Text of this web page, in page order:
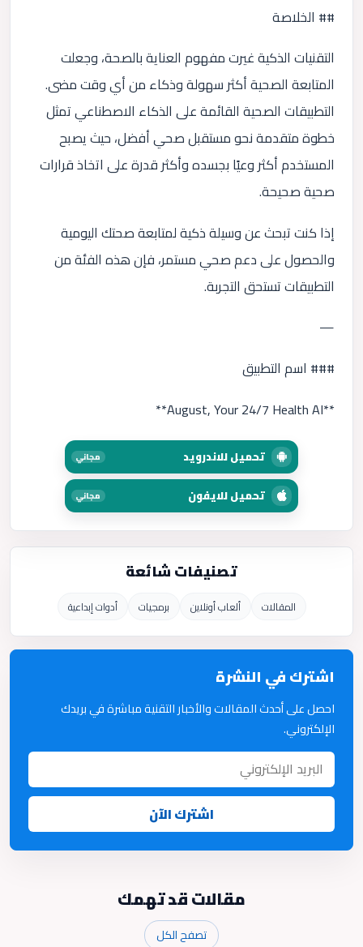
تصنيفات شائعة
المقالات ألعاب أونلاين برمجيات أدوات إبداعية
اشترك في النشرة
احصل على أحدث المقالات والأخبار التقنية مباشرة في بريدك
الإلكتروني.
اشترك الآن
## الخلاصة
التقنيات الذكية غيرت مفهوم العناية بالصحة، وجعلت
المتابعة الصحية أكثر سهولة وذكاء من أي وقت مضى.
التطبيقات الصحية القائمة على الذكاء الاصطناعي تمثل
خطوة متقدمة نحو مستقبل صحي أفضل، حيث يصبح
المستخدم أكثر وعيًا بجسده وأكثر قدرة على اتخاذ قرارات
صحية صحيحة.
إذا كنت تبحث عن وسيلة ذكية لمتابعة صحتك اليومية
والحصول على دعم صحي مستمر، فإن هذه الفئة من
التطبيقات تستحق التجربة.
—
### اسم التطبيق
**August, Your 24/7 Health AI**
تحميل للاندرويد مجاني
تحميل للايفون مجاني
مقالات قد تهمك
تصفح الكل